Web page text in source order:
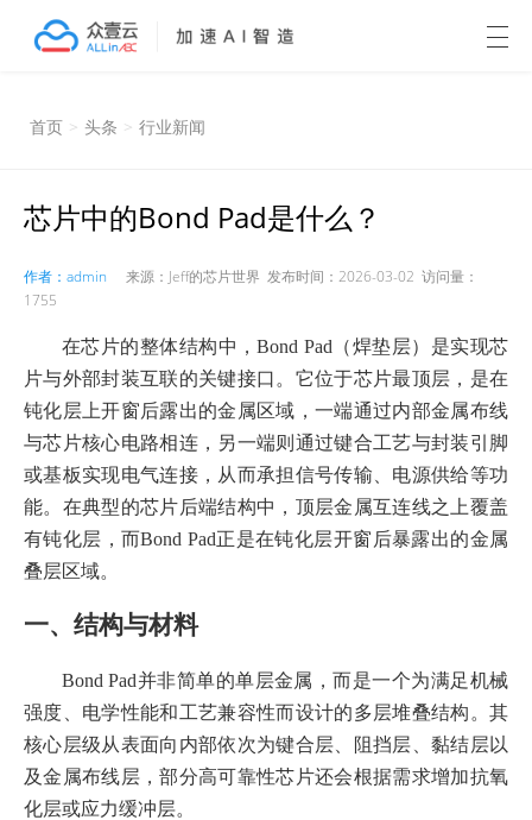
首页 > 头条 > 行业新闻
芯片中的Bond Pad是什么？
作者：admin
来源：Jeff的芯片世界 发布时间：2026-03-02 访问量：
1755
在芯片的整体结构中，Bond Pad（焊垫层）是实现芯
片与外部封装互联的关键接口。它位于芯片最顶层，是在
钝化层上开窗后露出的金属区域，一端通过内部金属布线
与芯片核心电路相连，另一端则通过键合工艺与封装引脚
或基板实现电气连接，从而承担信号传输、电源供给等功
能。在典型的芯片后端结构中，顶层金属互连线之上覆盖
有钝化层，而Bond Pad正是在钝化层开窗后暴露出的金属
叠层区域。
一、结构与材料
Bond Pad并非简单的单层金属，而是一个为满足机械
强度、电学性能和工艺兼容性而设计的多层堆叠结构。其
核心层级从表面向内部依次为键合层、阻挡层、黏结层以
及金属布线层，部分高可靠性芯片还会根据需求增加抗氧
化层或应力缓冲层。